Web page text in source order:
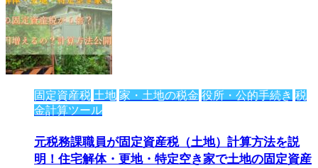
固定資産税 土地 家・土地の税金 役所・公的手続き 税
金計算ツール
元税務課職員が固定資産税（土地）計算方法を説
明！住宅解体・更地・特定空き家で土地の固定資産